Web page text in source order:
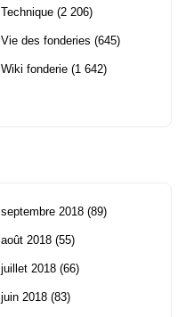
Technique (2 206)
Vie des fonderies (645)
Wiki fonderie (1 642)
septembre 2018 (89)
août 2018 (55)
juillet 2018 (66)
juin 2018 (83)